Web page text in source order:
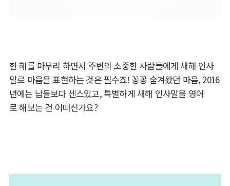
한 해를 마무리 하면서 주변의 소중한 사람들에게 새해 인사
말로 마음을 표현하는 것은 필수죠! 꽁꽁 숨겨왔던 마음, 2016
년에는 남들보다 센스있고, 특별하게 새해 인사말을 영어
로 해보는 건 어떠신가요?